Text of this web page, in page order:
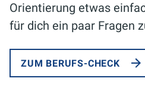
Orientierung etwas
für dich ein paar Fragen
ZUM BERUFS-CHECK